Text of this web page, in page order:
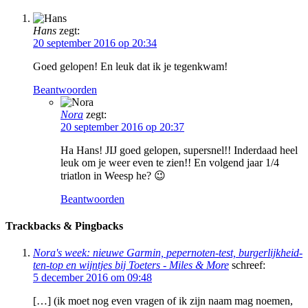
Hans zegt:
20 september 2016 op 20:34
Goed gelopen! En leuk dat ik je tegenkwam!
Beantwoorden
Nora zegt:
20 september 2016 op 20:37
Ha Hans! JIJ goed gelopen, supersnel!! Inderdaad heel
leuk om je weer even te zien!! En volgend jaar 1/4
triatlon in Weesp he? 😉
Beantwoorden
Trackbacks & Pingbacks
Nora's week: nieuwe Garmin, pepernoten-test, burgerlijkheid-
ten-top en wijntjes bij Toeters - Miles & More schreef:
5 december 2016 om 09:48
[…] (ik moet nog even vragen of ik zijn naam mag noemen,